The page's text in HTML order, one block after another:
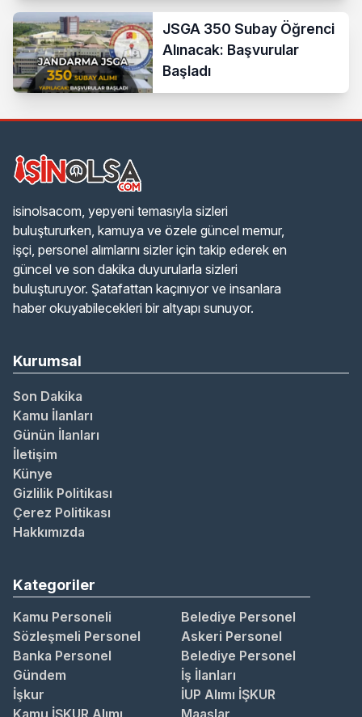
JSGA 350 Subay Öğrenci
Alınacak: Başvurular
Başladı
isinolsacom, yepyeni temasıyla sizleri
buluştururken, kamuya ve özele güncel memur,
işçi, personel alımlarını sizler için takip ederek en
güncel ve son dakika duyurularla sizleri
buluşturuyor. Şatafattan kaçınıyor ve insanlara
haber okuyabilecekleri bir altyapı sunuyor.
Kurumsal
Son Dakika
Kamu İlanları
Günün İlanları
İletişim
Künye
Gizlilik Politikası
Çerez Politikası
Hakkımızda
Kategoriler
Kamu Personeli
Belediye Personel
Sözleşmeli Personel
Askeri Personel
Banka Personel
Belediye Personel
Gündem
İş İlanları
İşkur
İUP Alımı İŞKUR